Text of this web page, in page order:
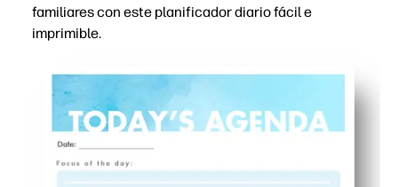
familiares con este planificador diario fácil e
imprimible.
Comodidad de impresión y uso: sin configuración,
Las secciones claras para el cronograma, las
Las casillas de verificación para niños fomentan la
El diseño flexible se adapta a las lecciones, tareas,